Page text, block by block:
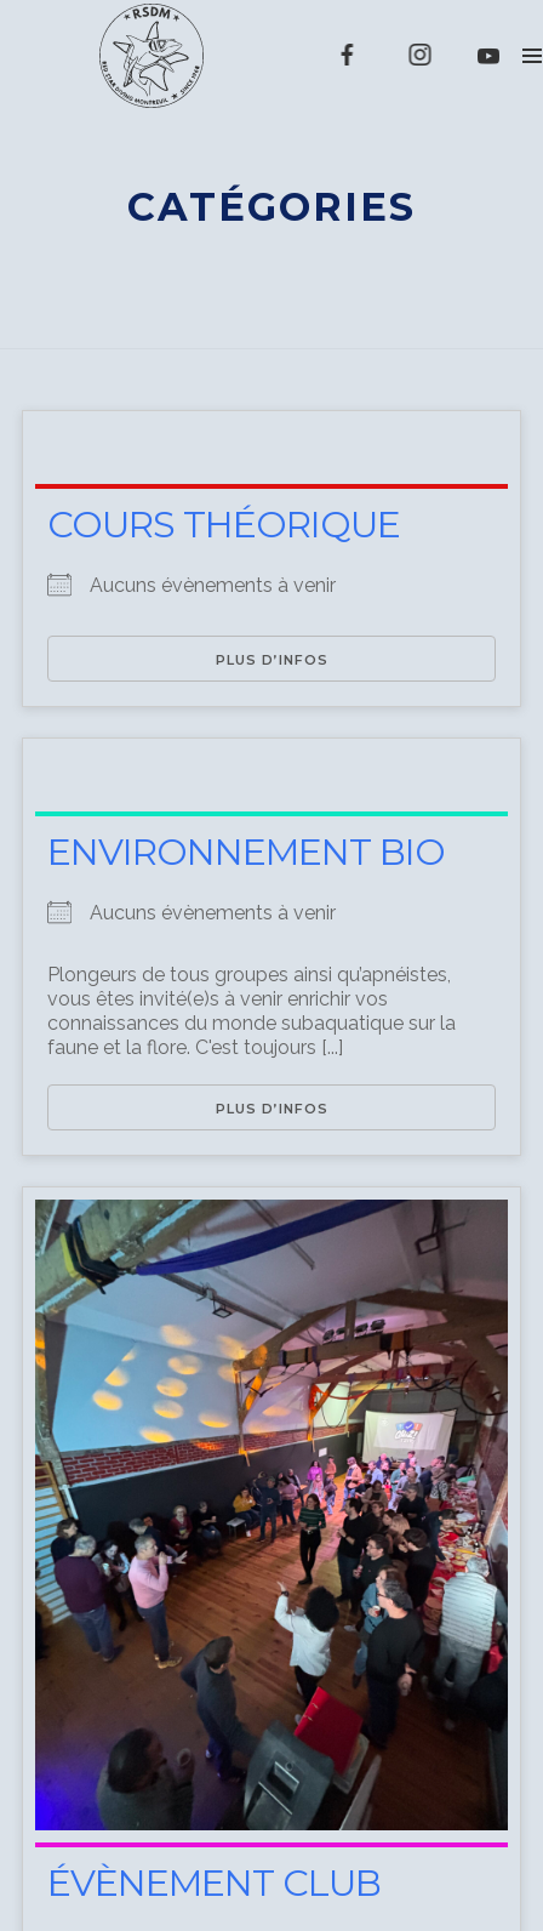
CATÉGORIES
COURS THÉORIQUE
Aucuns évènements à venir
PLUS D’INFOS
ENVIRONNEMENT BIO
Aucuns évènements à venir
Plongeurs de tous groupes ainsi qu’apnéistes,
vous êtes invité(e)s à venir enrichir vos
connaissances du monde subaquatique sur la
faune et la flore. C'est toujours [...]
PLUS D’INFOS
ÉVÈNEMENT CLUB